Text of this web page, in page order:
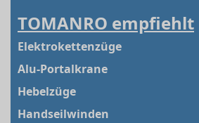
TOMANRO empfiehlt
Elektrokettenzüge
Alu-Portalkrane
Hebelzüge
Handseilwinden